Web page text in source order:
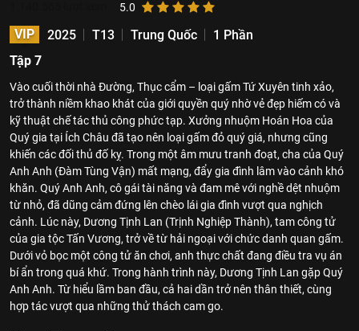
5.0
VIP 2025 T13 Trung Quốc
1 Phần
Tập 7
Vào cuối thời nhà Đường, Thục cẩm – loại gấm Tứ Xuyên tinh xảo,
trở thành niềm khao khát của giới quyền quý nhờ vẻ đẹp hiếm có và
kỹ thuật chế tác thủ công phức tạp. Xưởng nhuộm Hoán Hoa của
Quý gia tại Ích Châu đã tạo nên loại gấm đỏ quý giá, nhưng cũng
khiến các đối thủ đố kỵ. Trong một âm mưu tranh đoạt, cha của Quý
Anh Anh (Đàm Tùng Vận) mất mạng, đẩy gia đình lâm vào cảnh khó
khăn. Quý Anh Anh, cô gái tài năng và đam mê với nghề dệt nhuộm
từ nhỏ, đã dũng cảm đứng lên chèo lái gia đình vượt qua nghịch
cảnh. Lúc này, Dương Tịnh Lan (Trịnh Nghiệp Thành), tam công tử
của gia tộc Tấn Vương, trở về từ hải ngoại với chức danh quan gấm.
Dưới vỏ bọc một công tử ăn chơi, anh thực chất đang điều tra vụ án
bí ẩn trong quá khứ. Trong hành trình này, Dương Tịnh Lan gặp Quý
Anh Anh. Từ hiểu lầm ban đầu, cả hai dần trở nên thân thiết, cùng
hợp tác vượt qua những thử thách cam go.